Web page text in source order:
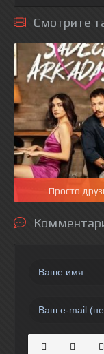
Смотрите
Просто